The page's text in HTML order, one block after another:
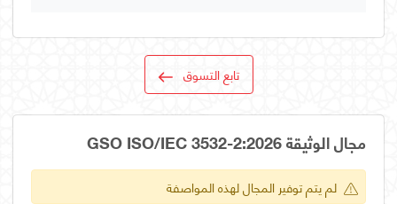
تابع التسوق
مجال الوثيقة GSO ISO/IEC 3532-2:2026
لم يتم توفير المجال لهذه المواصفة